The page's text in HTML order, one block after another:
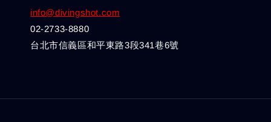
info@divingshot.com
02-2733-8880
台北市信義區和平東路3段341巷6號